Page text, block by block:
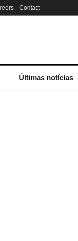
Contact
Últimas notícias